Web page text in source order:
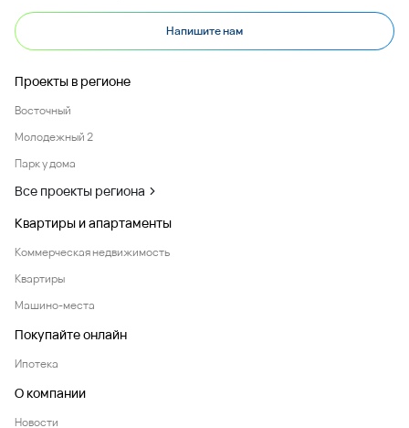
Напишите нам
Проекты в регионе
Восточный
Молодежный 2
Парк у дома
Все проекты региона
Квартиры и апартаменты
Коммерческая недвижимость
Квартиры
Машино-места
Покупайте онлайн
Ипотека
О компании
Новости